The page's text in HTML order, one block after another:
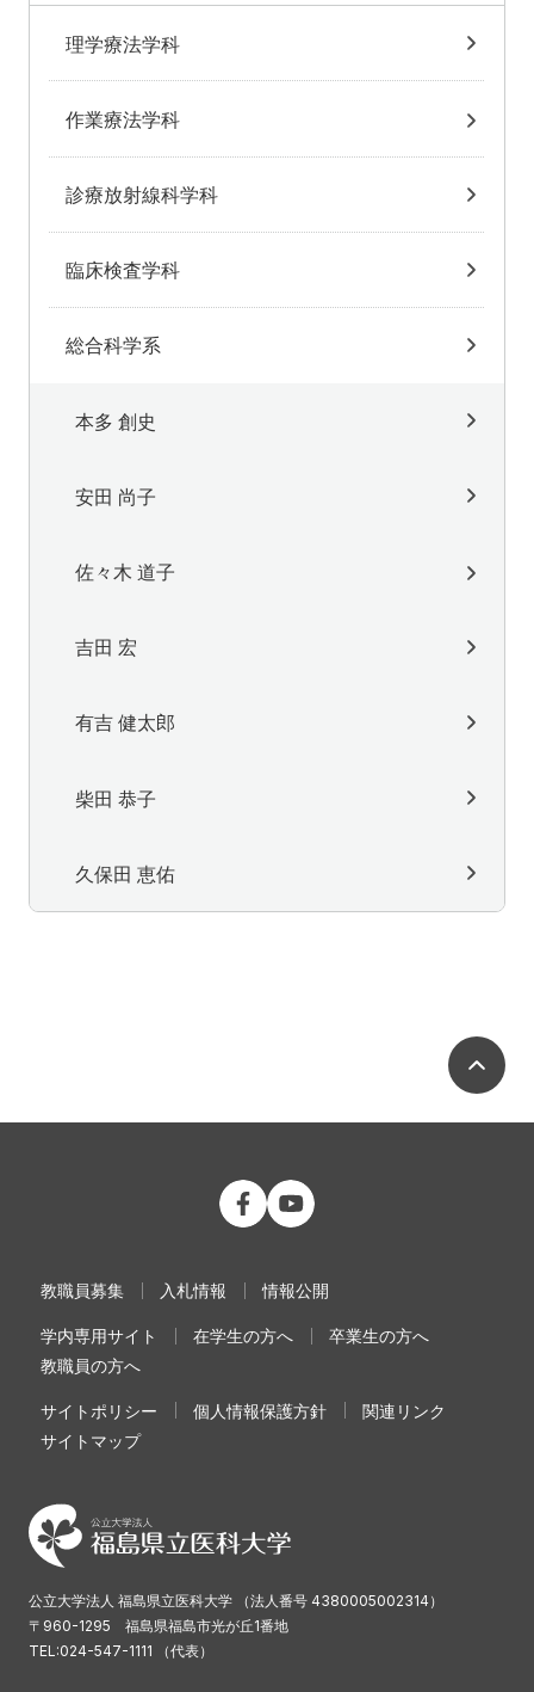
理学療法学科
作業療法学科
診療放射線科学科
臨床検査学科
総合科学系
本多 創史
安田 尚子
佐々木 道子
吉田 宏
有吉 健太郎
柴田 恭子
久保田 恵佑
公立大学法人 福島県立医科大学
教職員募集 入札情報 情報公開
学内専用サイト 在学生の方へ
卒業生の方へ
教職員の方へ
サイトポリシー 個人情報保護方針
関連リンク
サイトマップ
公立大学法人 福島県立医科大学 （法人番号 4380005002314）
〒960-1295 福島県福島市光が丘1番地
TEL:024-547-1111 （代表）